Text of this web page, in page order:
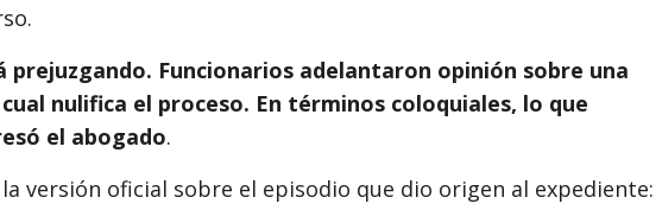
prejuzgando. Funcionarios adelantaron opinión sobre una
nulifica el proceso. En términos coloquiales, lo que
el abogado.
versión oficial sobre el episodio que dio origen al expediente: